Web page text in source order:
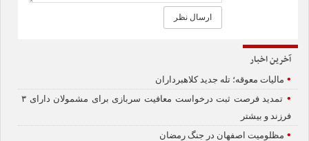
آخرین اخبار
• مالیات معوقه؛ تله جدید کلاهبرداران
•
تمدید فرصت ثبت درخواست معافیت سربازی برای مشمولان دارای ۳
فرزند و بیشتر
• مظلومیت اصفهان در جنگ رمضان